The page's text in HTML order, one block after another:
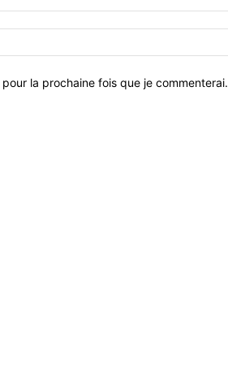
la prochaine fois que je commenterai.